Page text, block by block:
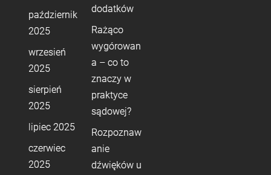
październik
2025
wrzesień
2025
sierpień
2025
lipiec 2025
czerwiec
2025
dodatków
Rażąco
wygórowan
a – co to
znaczy w
praktyce
sądowej?
Rozpoznaw
anie
dźwięków u